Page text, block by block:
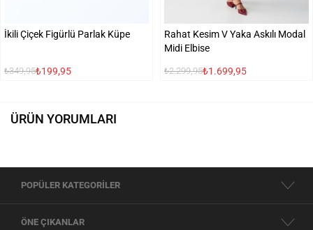
İkili Çiçek Figürlü Parlak Küpe
₺349,95₺199,95
Rahat Kesim V Yaka Askılı Modal
Midi Elbise
₺2.299,95₺1.699,95
ÜRÜN YORUMLARI
POPÜLER KATEGORİLER
ÖNE ÇIKANLAR